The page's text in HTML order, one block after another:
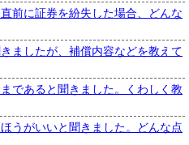
前に証券を紛失した場合、どんな
ましたが、補償内容などを教えて
であると聞きました。くわしく教
うがいいと聞きました。どんな点